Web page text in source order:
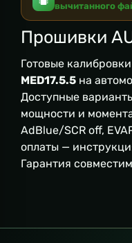
вычитанного
Прошивки
Готовые
MED17.5.5 на
Доступные
мощности и
AdBlue/SCR off,
оплаты —
Гарантия